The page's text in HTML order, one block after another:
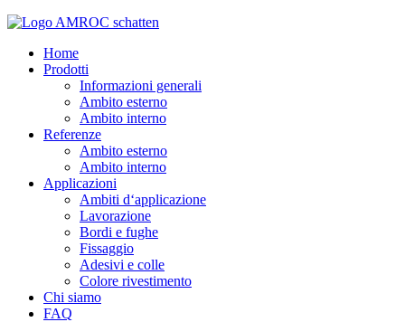
Home
Prodotti
Informazioni generali
Ambito esterno
Ambito interno
Referenze
Ambito esterno
Ambito interno
Applicazioni
Ambiti d‘applicazione
Lavorazione
Bordi e fughe
Fissaggio
Adesivi e colle
Colore rivestimento
Chi siamo
FAQ